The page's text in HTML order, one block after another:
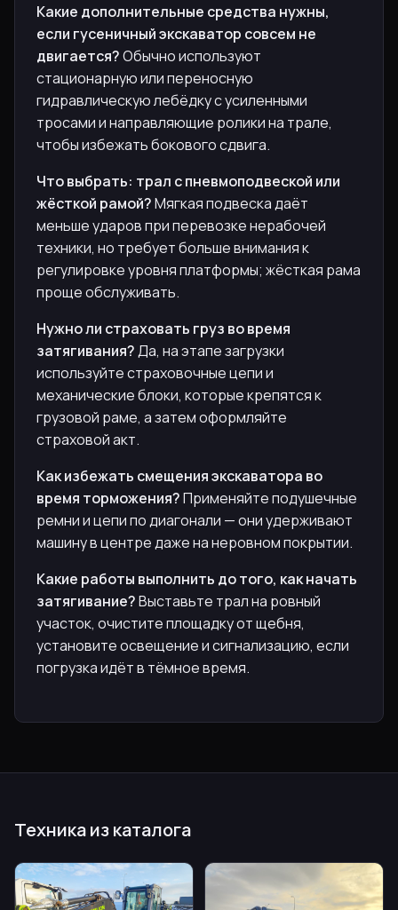
Какие дополнительные средства нужны,
если гусеничный экскаватор совсем не
двигается?Обычно используют
стационарную или переносную
гидравлическую лебёдку с усиленными
тросами и направляющие ролики на трале,
чтобы избежать бокового сдвига.
Что выбрать: трал с пневмоподвеской или
жёсткой рамой?Мягкая подвеска даёт
меньше ударов при перевозке нерабочей
техники, но требует больше внимания к
регулировке уровня платформы; жёсткая рама
проще обслуживать.
Нужно ли страховать груз во время
затягивания?Да, на этапе загрузки
используйте страховочные цепи и
механические блоки, которые крепятся к
грузовой раме, а затем оформляйте
страховой акт.
Как избежать смещения экскаватора во
время торможения?Применяйте подушечные
ремни и цепи по диагонали — они удерживают
машину в центре даже на неровном покрытии.
Какие работы выполнить до того, как начать
затягивание?Выставьте трал на ровный
участок, очистите площадку от щебня,
установите освещение и сигнализацию, если
погрузка идёт в тёмное время.
Техника из каталога